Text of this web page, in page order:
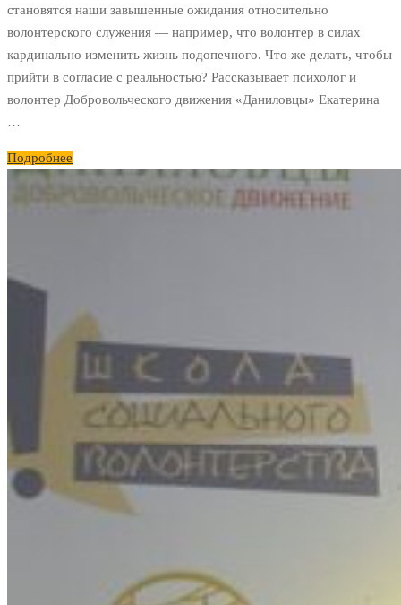
становятся наши завышенные ожидания относительно
волонтерского служения — например, что волонтер в силах
кардинально изменить жизнь подопечного. Что же делать, чтобы
прийти в согласие с реальностью? Рассказывает психолог и
волонтер Добровольческого движения «Даниловцы» Екатерина
…
Подробнее